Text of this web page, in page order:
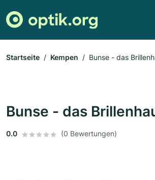
Startseite Kempen Bunse - das
Bunse - das
0.0 (0 Bewertungen)